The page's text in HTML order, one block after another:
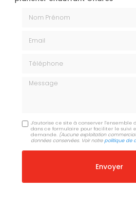
Message
J'autorise ce site à conserver l'ensemble
dans ce formulaire pour faciliter le suivi
demande. (Aucune exploitation
données conservées. Voir notrepolitique de